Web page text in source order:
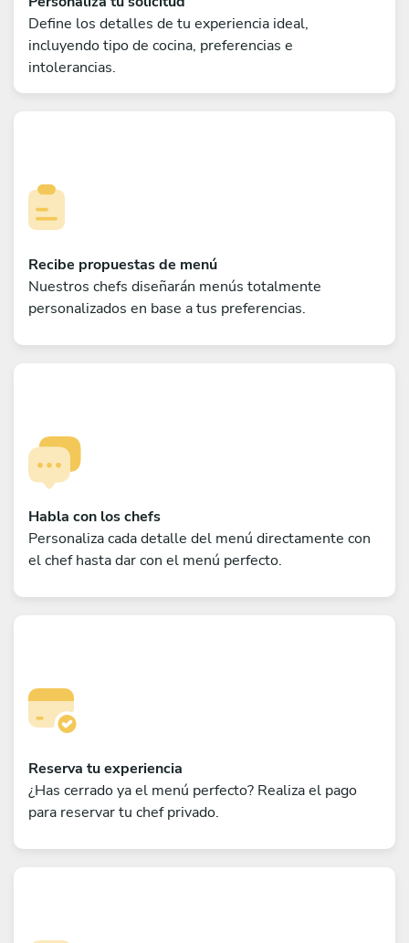
Define los detalles de tu experiencia ideal,
incluyendo tipo de cocina, preferencias e
intolerancias.
Recibe propuestas de menú
Nuestros chefs diseñarán menús totalmente
personalizados en base a tus preferencias.
Habla con los chefs
Personaliza cada detalle del menú directamente con
el chef hasta dar con el menú perfecto.
Reserva tu experiencia
¿Has cerrado ya el menú perfecto? Realiza el pago
para reservar tu chef privado.